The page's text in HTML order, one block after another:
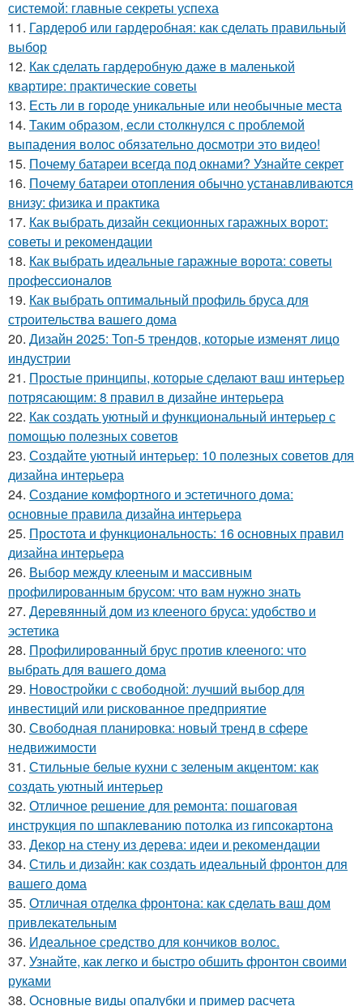
системой: главные секреты успеха
11. Гардероб или гардеробная: как сделать правильный
выбор
12. Как сделать гардеробную даже в маленькой
квартире: практические советы
13. Есть ли в городе уникальные или необычные места
14. Таким образом, если столкнулся с проблемой
выпадения волос обязательно досмотри это видео!
15. Почему батареи всегда под окнами? Узнайте секрет
16. Почему батареи отопления обычно устанавливаются
внизу: физика и практика
17. Как выбрать дизайн секционных гаражных ворот:
советы и рекомендации
18. Как выбрать идеальные гаражные ворота: советы
профессионалов
19. Как выбрать оптимальный профиль бруса для
строительства вашего дома
20. Дизайн 2025: Топ-5 трендов, которые изменят лицо
индустрии
21. Простые принципы, которые сделают ваш интерьер
потрясающим: 8 правил в дизайне интерьера
22. Как создать уютный и функциональный интерьер с
помощью полезных советов
23. Создайте уютный интерьер: 10 полезных советов для
дизайна интерьера
24. Создание комфортного и эстетичного дома:
основные правила дизайна интерьера
25. Простота и функциональность: 16 основных правил
дизайна интерьера
26. Выбор между клееным и массивным
профилированным брусом: что вам нужно знать
27. Деревянный дом из клееного бруса: удобство и
эстетика
28. Профилированный брус против клееного: что
выбрать для вашего дома
29. Новостройки с свободной: лучший выбор для
инвестиций или рискованное предприятие
30. Свободная планировка: новый тренд в сфере
недвижимости
31. Стильные белые кухни с зеленым акцентом: как
создать уютный интерьер
32. Отличное решение для ремонта: пошаговая
инструкция по шпаклеванию потолка из гипсокартона
33. Декор на стену из дерева: идеи и рекомендации
34. Стиль и дизайн: как создать идеальный фронтон для
вашего дома
35. Отличная отделка фронтона: как сделать ваш дом
привлекательным
36. Идеальное средство для кончиков волос.
37. Узнайте, как легко и быстро обшить фронтон своими
руками
38. Основные виды опалубки и пример расчета